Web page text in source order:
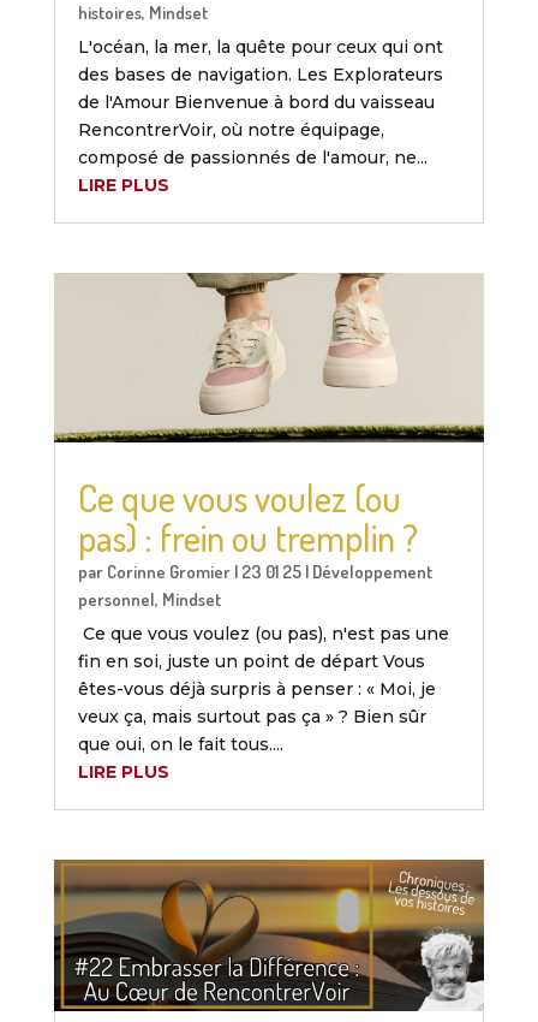
histoires, Mindset
L'océan, la mer, la quête pour ceux qui ont
des bases de navigation. Les Explorateurs
de l'Amour Bienvenue à bord du vaisseau
RencontrerVoir, où notre équipage,
composé de passionnés de l'amour, ne...
LIRE PLUS
Ce que vous voulez (ou
pas) : frein ou tremplin ?
par Corinne Gromier| 23 01 25| Développement
personnel, Mindset
Ce que vous voulez (ou pas), n'est pas une
fin en soi, juste un point de départ Vous
êtes-vous déjà surpris à penser : « Moi, je
veux ça, mais surtout pas ça » ? Bien sûr
que oui, on le fait tous....
LIRE PLUS